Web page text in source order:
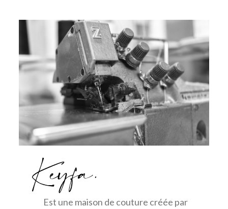
HAPPY NEW YEAR
2
0
2
Est une maison de couture créée par